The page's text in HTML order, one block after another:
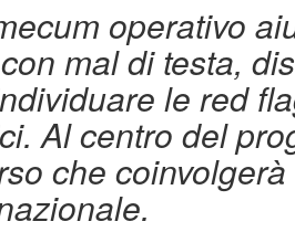
operativo
mal di testa,
le red
Al centro del
che